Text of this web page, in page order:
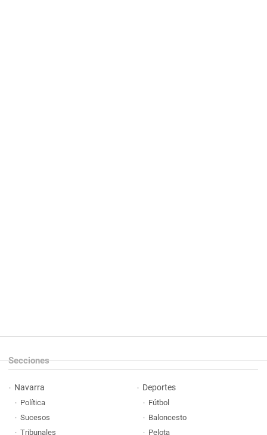
Secciones
Navarra
Política
Sucesos
Tribunales
Deportes
Fútbol
Baloncesto
Pelota